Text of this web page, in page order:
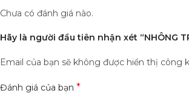
Chưa có đánh giá nào.
Hãy là người đầu tiên nhận xét “NHÔNG
Email của bạn sẽ không được hiển thị công
Đánh giá của bạn *